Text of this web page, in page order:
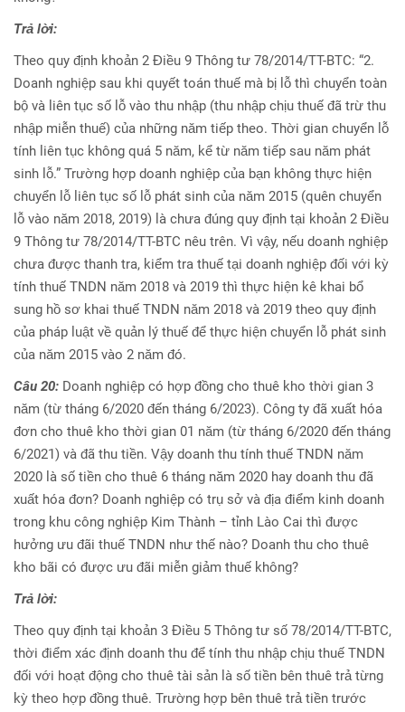
Trả lời:
Theo quy định khoản 2 Điều 9 Thông tư 78/2014/TT-BTC: “2.
Doanh nghiệp sau khi quyết toán thuế mà bị lỗ thì chuyển toàn
bộ và liên tục số lỗ vào thu nhập (thu nhập chịu thuế đã trừ thu
nhập miễn thuế) của những năm tiếp theo. Thời gian chuyển lỗ
tính liên tục không quá 5 năm, kể từ năm tiếp sau năm phát
sinh lỗ.” Trường hợp doanh nghiệp của bạn không thực hiện
chuyển lỗ liên tục số lỗ phát sinh của năm 2015 (quên chuyển
lỗ vào năm 2018, 2019) là chưa đúng quy định tại khoản 2 Điều
9 Thông tư 78/2014/TT-BTC nêu trên. Vì vậy, nếu doanh nghiệp
chưa được thanh tra, kiểm tra thuế tại doanh nghiệp đối với kỳ
tính thuế TNDN năm 2018 và 2019 thì thực hiện kê khai bổ
sung hồ sơ khai thuế TNDN năm 2018 và 2019 theo quy định
của pháp luật về quản lý thuế để thực hiện chuyển lỗ phát sinh
của năm 2015 vào 2 năm đó.
Câu 20: Doanh nghiệp có hợp đồng cho thuê kho thời gian 3
năm (từ tháng 6/2020 đến tháng 6/2023). Công ty đã xuất hóa
đơn cho thuê kho thời gian 01 năm (từ tháng 6/2020 đến tháng
6/2021) và đã thu tiền. Vậy doanh thu tính thuế TNDN năm
2020 là số tiền cho thuê 6 tháng năm 2020 hay doanh thu đã
xuất hóa đơn? Doanh nghiệp có trụ sở và địa điểm kinh doanh
trong khu công nghiệp Kim Thành – tỉnh Lào Cai thì được
hưởng ưu đãi thuế TNDN như thế nào? Doanh thu cho thuê
kho bãi có được ưu đãi miễn giảm thuế không?
Trả lời:
Theo quy định tại khoản 3 Điều 5 Thông tư số 78/2014/TT-BTC,
thời điểm xác định doanh thu để tính thu nhập chịu thuế TNDN
đối với hoạt động cho thuê tài sản là số tiền bên thuê trả từng
kỳ theo hợp đồng thuê. Trường hợp bên thuê trả tiền trước